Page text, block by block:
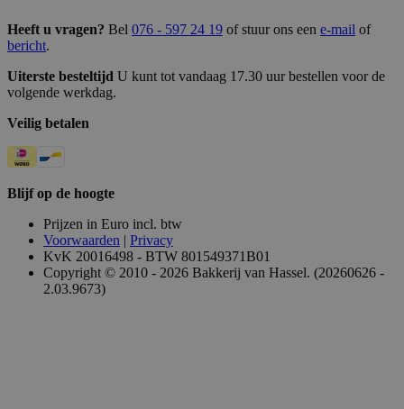
Heeft u vragen? Bel 076 - 597 24 19 of stuur ons een e-mail of
bericht.
Uiterste besteltijd U kunt tot vandaag 17.30 uur bestellen voor de
volgende werkdag.
Veilig betalen
Blijf op de hoogte
Prijzen in Euro incl. btw
Voorwaarden | Privacy
KvK 20016498 - BTW 801549371B01
Copyright © 2010 - 2026 Bakkerij van Hassel. (20260626 -
2.03.9673)